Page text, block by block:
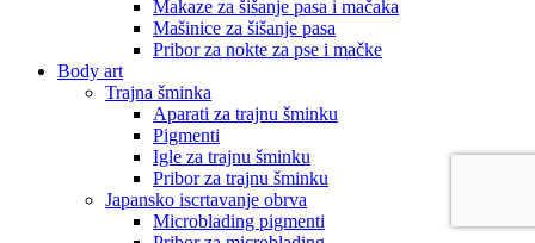
Makaze za šišanje pasa i mačaka
Mašinice za šišanje pasa
Pribor za nokte za pse i mačke
Body art
Trajna šminka
Aparati za trajnu šminku
Pigmenti
Igle za trajnu šminku
Pribor za trajnu šminku
Japansko iscrtavanje obrva
Microblading pigmenti